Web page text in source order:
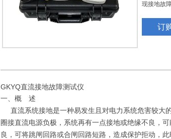
现接地故
采集、分
订
GKYQ直流接地故障测试仪
一、概 述
直流系统接地是一种易发生且对电力系统危害较大
圈接直流电源负极，系统再有一点接地或绝缘不良，
良，可将跳闸回路或合闸回路短路，造成保护拒动，